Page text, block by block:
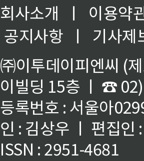
회사소개 ㅣ
이용약
공지사항
ㅣ
기사제
㈜이투데이피엔씨 (
이빌딩 15층 ㅣ ☎
등록번호 : 서울아
인 : 김상우 ㅣ 편집인
ISSN : 2951-4681